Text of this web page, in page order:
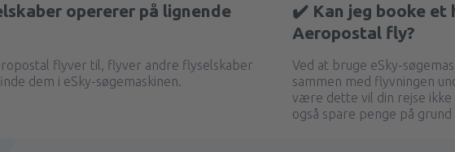
opererer på lignende
flyver til, flyver andre flyselskaber
dem i eSky-søgemaskinen.
✔️ Kan jeg booke et
Aeropostal fly?
Ved at bruge eSky-
sammen med flyvningen
være dette vil din rejse
også spare penge på